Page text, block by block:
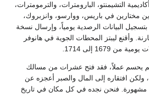
التشيمنتو، البارومترات، والترمومترات،
مختارين في باريس، ووارسو، وانزبروك،
بتسجيل البيانات الرصدية يومياً، وإرسال نسخة
وأقنع ليبتز المحطات الجوية في هانوفر
1679 إلى 1714.
يحسم عملاً، فقد فتح عشرات من مسالك
ولكن افتقاره إلى المال والصبر أعجزه عن
مشهورة. فنحن نجده في كل مكان في تاريخ